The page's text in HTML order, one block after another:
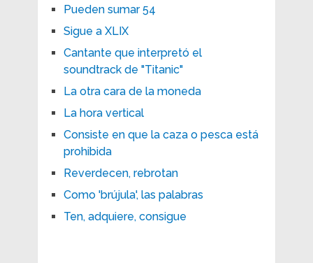
Pueden sumar 54
Sigue a XLIX
Cantante que interpretó el
soundtrack de "Titanic"
La otra cara de la moneda
La hora vertical
Consiste en que la caza o pesca está
prohibida
Reverdecen, rebrotan
Como 'brújula', las palabras
Ten, adquiere, consigue